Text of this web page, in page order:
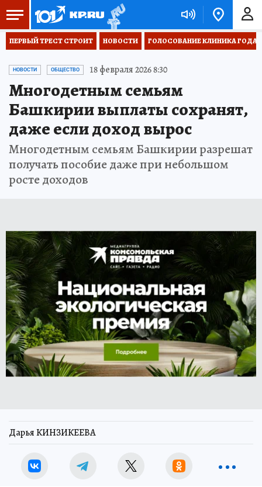
ПЕРВЫЙ ТРЕСТ СТРОИТ НОВОСТИ ГОЛОСОВАНИЕ КЛИНИКА ГОДА
НОВОСТИ ОБЩЕСТВО 18 февраля 2026 8:30
Многодетным семьям
Башкирии выплаты сохранят,
даже если доход вырос
Многодетным семьям Башкирии разрешат
получать пособие даже при небольшом
росте доходов
Дарья КИНЗИКЕЕВА